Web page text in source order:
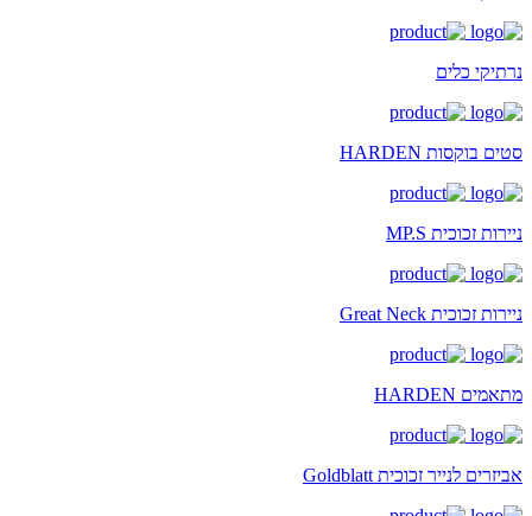
נרתיקי כלים
סטים בוקסות HARDEN
ניירות זכוכית MP.S
ניירות זכוכית Great Neck
מתאמים HARDEN
אביזרים לנייר זכוכית Goldblatt